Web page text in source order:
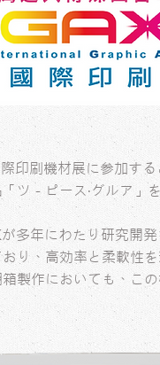
印刷機材展に参加す
ツ－ピース‧グルア」
多年にわたり研究開
り、高効率と柔軟性
製作においても、こ